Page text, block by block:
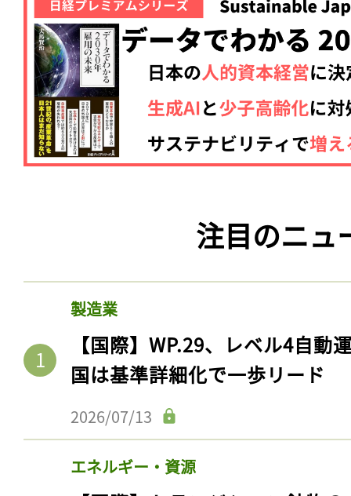
注目のニュ
製造業
【国際】WP.29、レベル4自動
国は基準詳細化で一歩リード
2026/07/13
エネルギー・資源